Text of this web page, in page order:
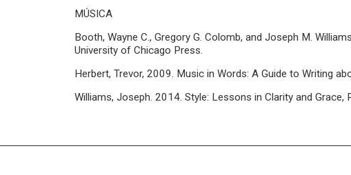
MÚSICA
Booth, Wayne C., Gregory G. Colomb, and Joseph M.
University of Chicago Press.
Herbert, Trevor, 2009. Music in Words: A Guide to Writing
Williams, Joseph. 2014. Style: Lessons in Clarity and Grace,